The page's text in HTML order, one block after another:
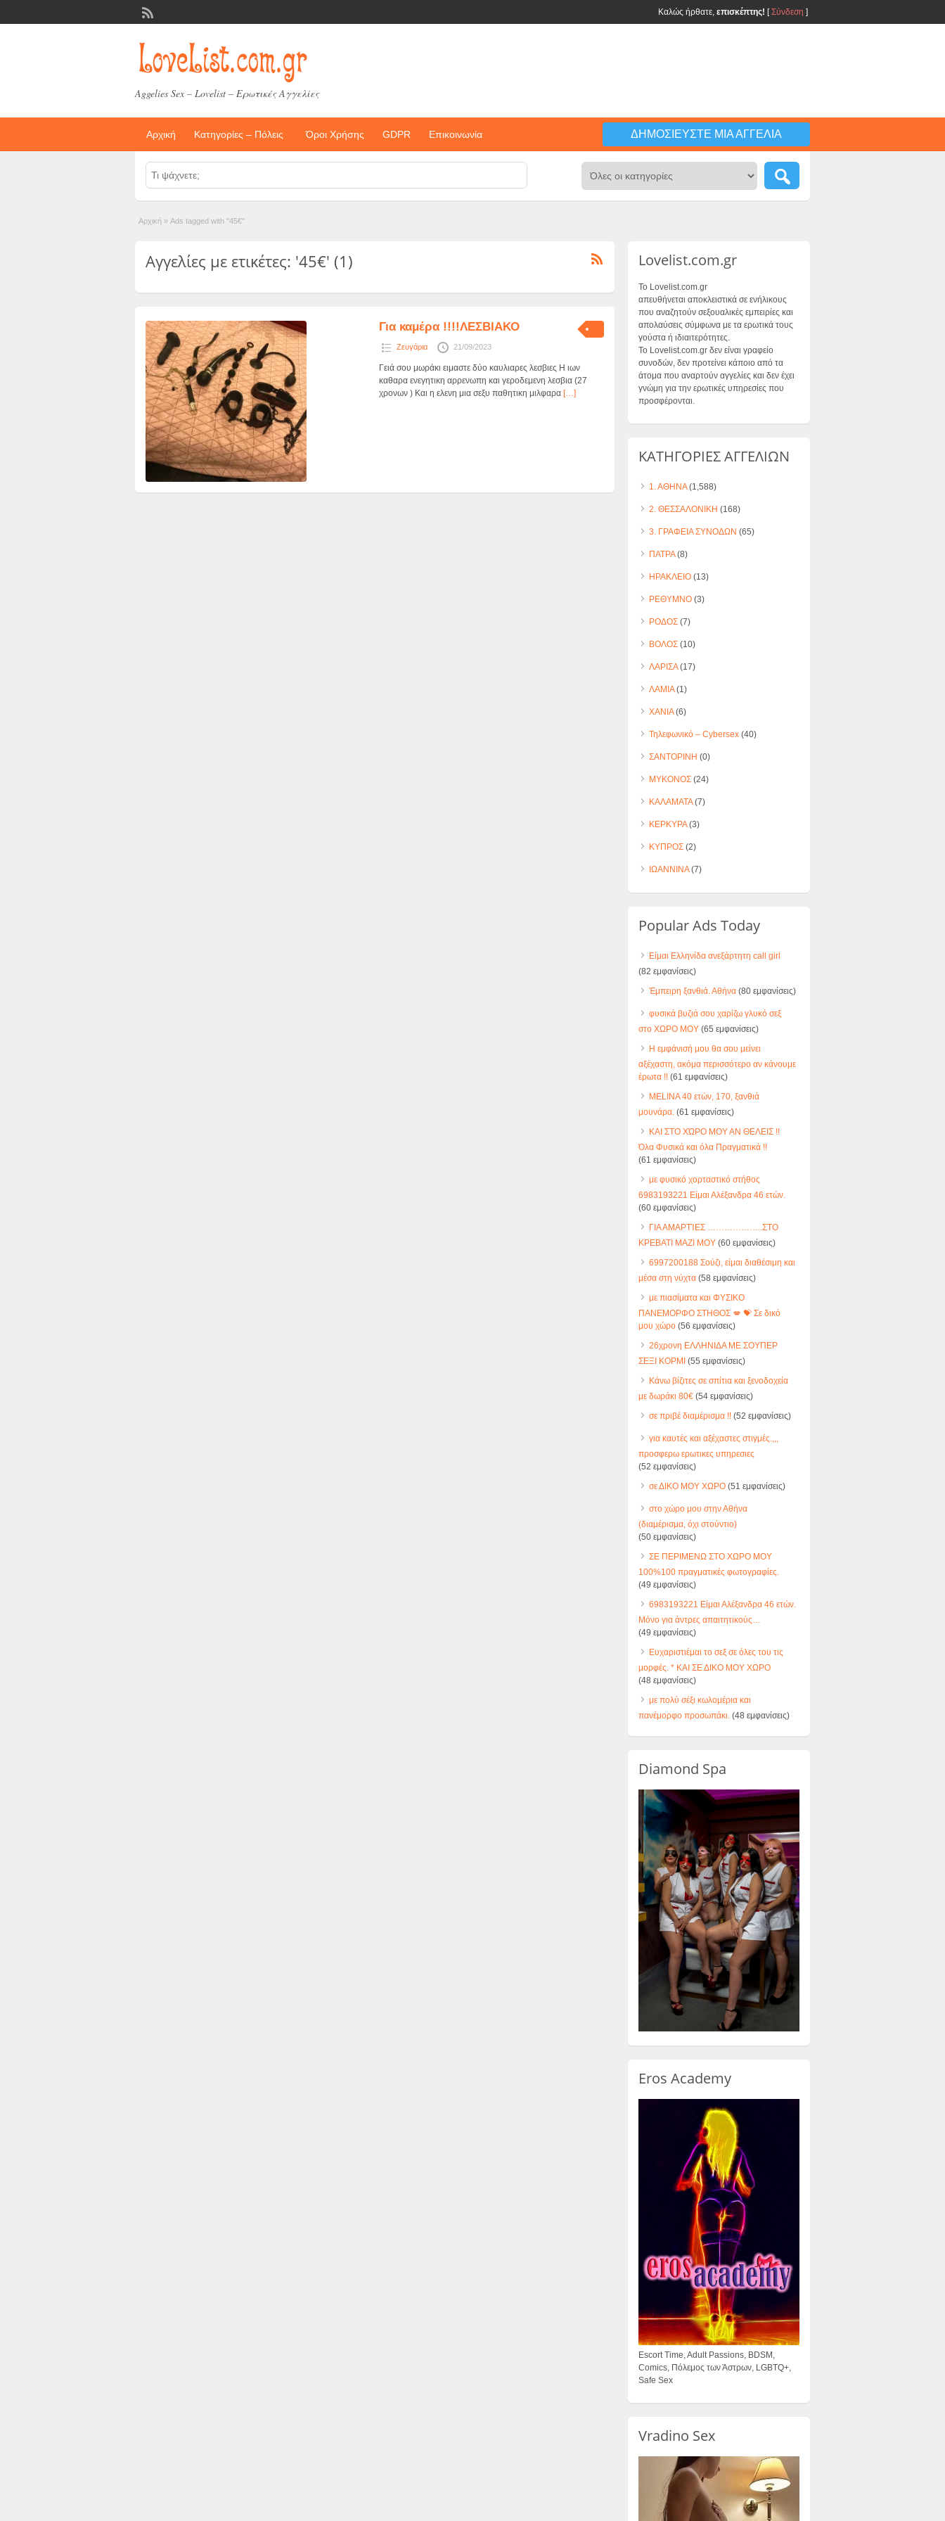
Καλώς ήρθατε, επισκέπτης! [Σύνδεση ]
Aggelies Sex – Lovelist – Ερωτικές Αγγελίες
Αρχική Κατηγορίες – Πόλεις Όροι Χρήσης GDPR Επικοινωνία ΔΗΜΟΣΙΕΎΣΤΕ ΜΙΑ ΑΓΓΕΛΊΑ
Αρχική » Ads tagged with "45€"
Αγγελίες με ετικέτες: '45€' (1)
Για καμέρα !!!!ΛΕΣΒΙΑΚΟ
Ζευγάρια 21/09/2023
Γειά σου μωράκι ειμαστε δύο καυλιαρες λεσβιες Η ιων
καθαρα ενεγητικη αρρενωπη και γεροδεμενη λεσβια (27
χρονων ) Και η ελενη μια σεξυ παθητικη μιλφαρα […]
Lovelist.com.gr
Το Lovelist.com.gr
απευθήνεται αποκλειστικά σε ενήλικους
που αναζητούν σεξουαλικές εμπειρίες και
απολαύσεις σύμφωνα με τα ερωτικά τους
γούστα ή ιδιαιτερότητες.
Το Lovelist.com.gr δεν είναι γραφείο
συνοδών, δεν προτείνει κάποιο από τα
άτομα που αναρτούν αγγελίες και δεν έχει
γνώμη για την ερωτικές υπηρεσίες που
προσφέρονται.
ΚΑΤΗΓΟΡΙΕΣ ΑΓΓΕΛΙΩΝ
1. ΑΘΗΝΑ(1,588)
2. ΘΕΣΣΑΛΟΝΙΚΗ (168)
3. ΓΡΑΦΕΙΑ ΣΥΝΟΔΩΝ (65)
ΠΑΤΡΑ(8)
ΗΡΑΚΛΕΙΟ(13)
ΡΕΘΥΜΝΟ(3)
ΡΟΔΟΣ(7)
ΒΟΛΟΣ(10)
ΛΑΡΙΣΑ(17)
ΛΑΜΙΑ(1)
ΧΑΝΙΑ(6)
Τηλεφωνικό – Cybersex(40)
ΣΑΝΤΟΡΙΝΗ (0)
ΜΥΚΟΝΟΣ(24)
ΚΑΛΑΜΑΤΑ(7)
ΚΕΡΚΥΡΑ(3)
ΚΥΠΡΟΣ(2)
ΙΩΑΝΝΙΝΑ(7)
Popular Ads Today
Είμαι Ελληνίδα ανεξάρτητη call girl
(82 εμφανίσεις)
Έμπειρη ξανθιά. Αθήνα(80 εμφανίσεις)
φυσικά βυζιά σου χαρίζω γλυκό σεξ
στο ΧΩΡΟ ΜΟΥ(65 εμφανίσεις)
Η εμφάνισή μου θα σου μείνει
αξέχαστη, ακόμα περισσότερο αν κάνουμε
έρωτα !!(61 εμφανίσεις)
MELINA 40 ετών, 170, ξανθιά
μουνάρα.(61 εμφανίσεις)
ΚΑΙ ΣΤΟ ΧΏΡΟ ΜΟΥ ΑΝ ΘΕΛΕΙΣ !!
Όλα Φυσικά και όλα Πραγματικά !!
(61 εμφανίσεις)
με φυσικό χορταστικό στήθος
6983193221 Είμαι Αλέξανδρα 46 ετών.
(60 εμφανίσεις)
ΓΙΑ ΑΜΑΡΤΊΕΣ ………………..ΣΤΟ
ΚΡΕΒΑΤΙ ΜΑΖΙ ΜΟΥ(60 εμφανίσεις)
6997200188 Σούζι, είμαι διαθέσιμη και
μέσα στη νύχτα(58 εμφανίσεις)
με πιασίματα και ΦΥΣΙΚΟ
ΠΑΝΕΜΟΡΦΟ ΣΤΗΘΟΣ 💋 💝 Σε δικό
μου χώρο(56 εμφανίσεις)
26χρονη ΕΛΛΗΝΙΔΑ ΜΕ ΣΟΥΠΕΡ
ΣΕΞΙ ΚΟΡΜΙ (55 εμφανίσεις)
Κάνω βίζιτες σε σπίτια και ξενοδοχεία
με δωράκι 80€(54 εμφανίσεις)
σε πριβέ διαμέρισμα !!(52 εμφανίσεις)
για καυτές και αξέχαστες στιγμές.,,,
προσφερω ερωτικες υπηρεσιες
(52 εμφανίσεις)
σε ΔΙΚΟ ΜΟΥ ΧΩΡΟ(51 εμφανίσεις)
στο χώρο μου στην Αθήνα
(διαμέρισμα, όχι στούντιο)
(50 εμφανίσεις)
ΣΕ ΠΕΡΙΜΕΝΩ ΣΤΟ ΧΩΡΟ ΜΟΥ
100%100 πραγματικές φωτογραφίες.
(49 εμφανίσεις)
6983193221 Είμαι Αλέξανδρα 46 ετών.
Μόνο για άντρες απαιτητικούς…
(49 εμφανίσεις)
Ευχαριστιέμαι το σεξ σε όλες του τις
μορφές. * ΚΑΙ ΣΕ ΔΙΚΟ ΜΟΥ ΧΩΡΟ
(48 εμφανίσεις)
με πολύ σέξι κωλομέρια και
πανέμορφο προσωπάκι.(48 εμφανίσεις)
Diamond Spa
Eros Academy
Escort Time, Adult Passions, BDSM,
Comics, Πόλεμος των Άστρων, LGBTQ+,
Safe Sex
Vradino Sex